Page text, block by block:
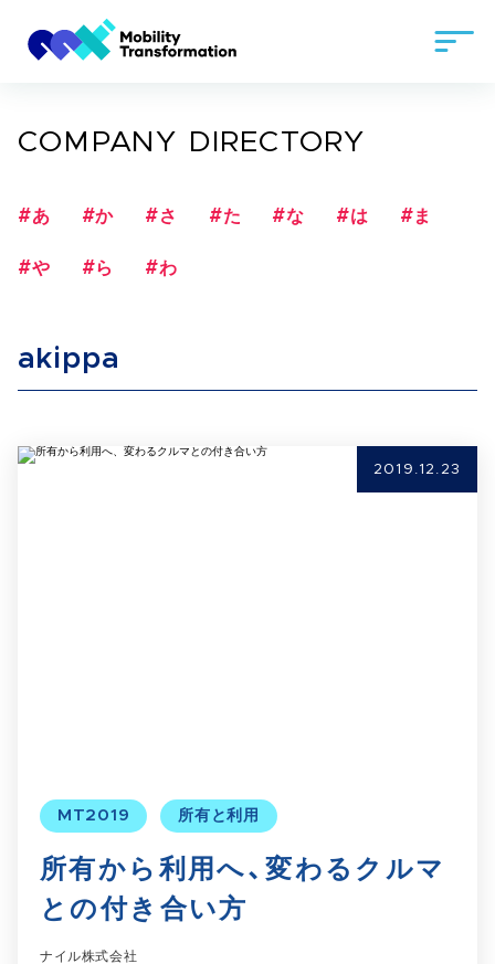
COMPANY DIRECTORY
#あ #か #さ #た #な #は #ま
#や #ら #わ
akippa
MT2019 所有と利用
所有から利用へ、変わるクルマ
との付き合い方
2019.12.23
ナイル株式会社